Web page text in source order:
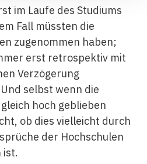
im Laufe des Studiums
Fall müssten die
zugenommen haben;
erst retrospektiv mit
Verzögerung
selbst wenn die
hoch geblieben
ob dies vielleicht durch
der Hochschulen
ist.